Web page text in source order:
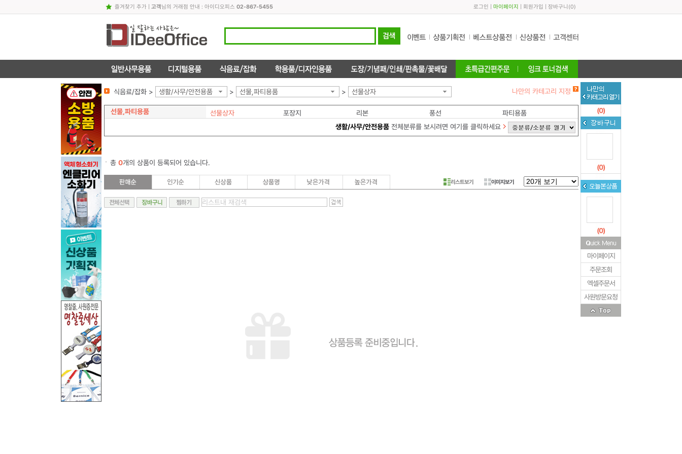
즐겨찾기 추가| 고객님의 거래점 안내 : 아이디오피스 02-867-5455 로그인 마이페이지 회원가입 장바구니 (0)
식음료/잡화 > 생활/사무/안전용품 > 선물,파티용품 > 선물상자 나만의 카테고리 지정
선물,파티용품 선물상자 포장지 리본 풍선
파티용품
생활/사무/안전용품전체분류를 보시려면 여기를 클릭하세요
총 0개의 상품이 등록되어 있습니다.
리스트보기 이미지보기
(0)
(0)
(0)
마이페이지
주문조회
엑셀주문서
사원방문요청